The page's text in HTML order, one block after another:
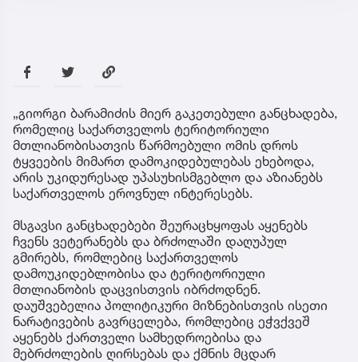
„გიორგი ბარამიძის მიერ გაკეთებული განცხადება,
რომელიც საქართველოს ტერიტორიული
მთლიანობისათვის წარმოებული ომის დროს
ტყვეების მიმართ დამოკიდებულებას ეხებოდა,
არის უკიდურესად უპასუხისმგებლო და აზიანებს
საქართველოს ეროვნულ ინტერესებს.
მსგავსი განცხადებები შეურაცხყოფას აყენებს
ჩვენს ვეტერანებს და ბრძოლაში დაღუპულ
გმირებს, რომლებიც საქართველოს
დამოუკიდებლობისა და ტერიტორიული
მთლიანობის დაცვისთვის იბრძოდნენ.
დაუშვებელია პოლიტიკური მიზნებისთვის ისეთი
ნარატივების გავრცელება, რომლებიც ეჭვქვეშ
აყენებს ქართველი სამხედროებისა და
მებრძოლების ღირსებას და ქმნის მცდარ